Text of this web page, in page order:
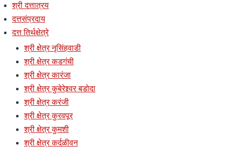
श्री दत्तात्रय
दत्तसंप्रदाय
दत्त तिर्थक्षेत्रे
श्री क्षेत्र नृसिंहवाडी
श्री क्षेत्र कडगंची
श्री क्षेत्र कारंजा
श्री क्षेत्र कुबेरेश्र्वर बडोदा
श्री क्षेत्र करंजी
श्री क्षेत्र कुरवपूर
श्री क्षेत्र कुमशी
श्री क्षेत्र कर्दळीवन